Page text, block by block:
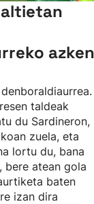
azken
taldeak
du Sardineron,
zuela, eta
lortu du, bana
bere atean gola
baten
izan dira